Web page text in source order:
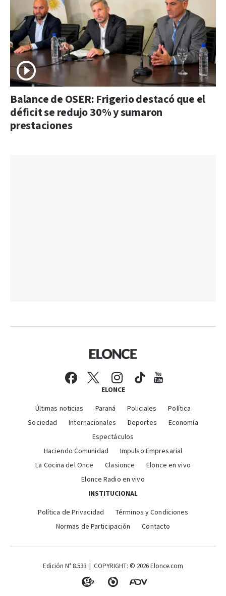
Balance de OSER: Frigerio destacó que el
déficit se redujo 30% y sumaron
prestaciones
ELONCE
Últimas noticias Paraná Policiales
Política
Sociedad
Internacionales Deportes
Economía
Espectáculos
Haciendo Comunidad
Impulso Empresarial
La Cocina del Once
Clasionce
Elonce en vivo
Elonce Radio en vivo
INSTITUCIONAL
Política de Privacidad
Términos y Condiciones
Normas de Participación
Contacto
Edición N° 8.533 | COPYRIGHT: © 2026 Elonce.com